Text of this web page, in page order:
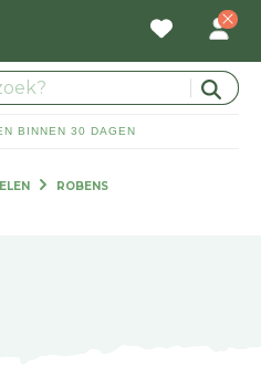
BINNEN 30 DAGEN
ROBENS